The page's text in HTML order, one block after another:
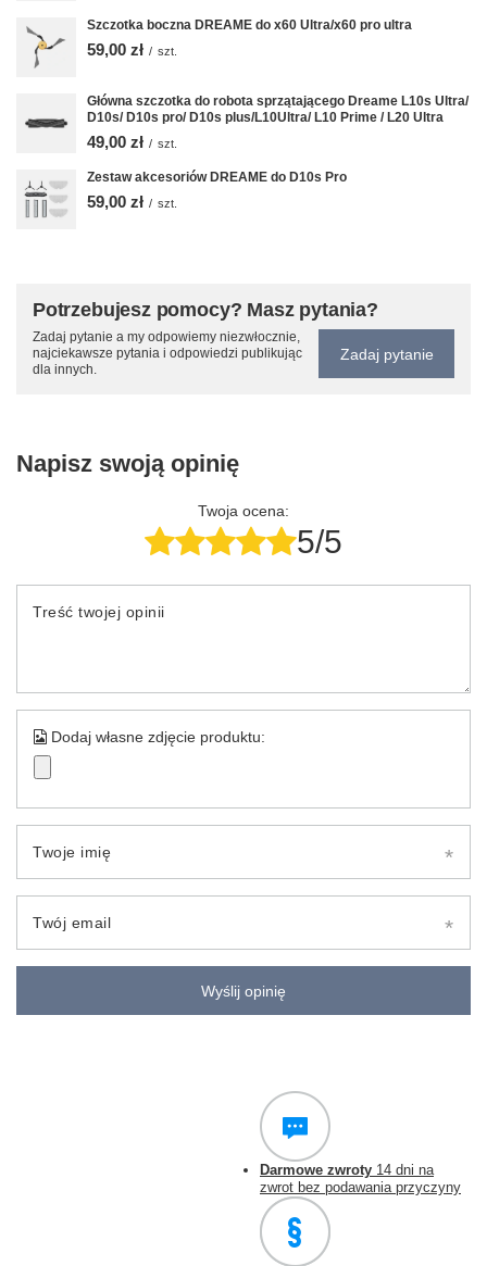
Szczotka boczna DREAME do x60 Ultra/x60 pro ultra
59,00 zł / szt.
Główna szczotka do robota sprzątającego Dreame L10s Ultra/
D10s/ D10s pro/ D10s plus/L10Ultra/ L10 Prime / L20 Ultra
49,00 zł / szt.
Zestaw akcesoriów DREAME do D10s Pro
59,00 zł / szt.
Potrzebujesz pomocy? Masz pytania?
Zadaj pytanie a my odpowiemy niezwłocznie,
najciekawsze pytania i odpowiedzi publikując
dla innych.
Zadaj pytanie
Napisz swoją opinię
Twoja ocena:
5/5
Treść twojej opinii
Dodaj własne zdjęcie produktu:
Twoje imię
Twój email
Wyślij opinię
Darmowe zwroty 14 dni na
zwrot bez podawania przyczyny